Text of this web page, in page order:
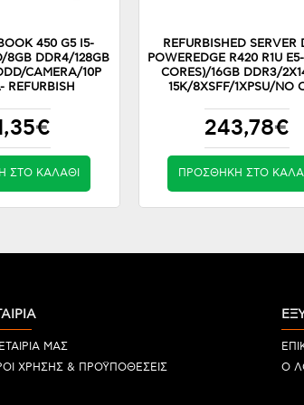
450 G5 I5-
8GB DDR4/128GB
CAMERA/10P
REFURBISH
ΣΤΟ ΚΑΛΆΘΙ
REFURBISHED SERVER
POWEREDGE R420 R1U
CORES)/16GB DDR3/
15K/8XSFF/1XPSU/NO
243,78€
ΠΡΟΣΘΉΚΗ ΣΤΟ
ΜΑΣ
ΧΡΗΣΗΣ & ΠΡΟΫΠΟΘΕΣΕΙΣ
Ο